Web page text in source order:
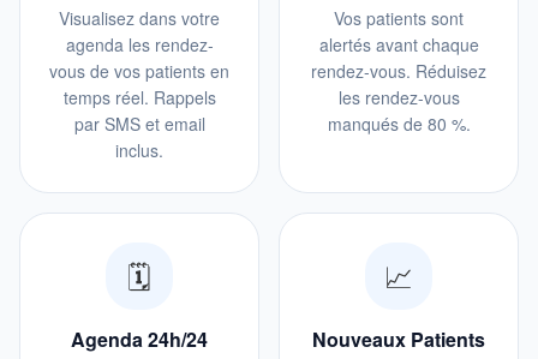
Visualisez dans votre
agenda les rendez-
vous de vos patients en
temps réel. Rappels
par SMS et email
inclus.
Vos patients sont
alertés avant chaque
rendez-vous. Réduisez
les rendez-vous
manqués de 80 %.
🗓️
Agenda 24h/24
📈
Nouveaux Patients